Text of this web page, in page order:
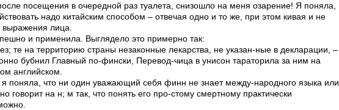
посещения в очередной раз туалета, снизошло на меня озарение! Я поняла,
надо китайским способом – отвечая одно и то же, при этом кивая и не
лица.
и применила. Выглядело это примерно так:
те на территорию страны незаконные лекарства, не указан-ные в декларации, –
бубнил Главный по-фински, Перевод-чица в унисон тараторила за ним на
английском.
поняла, что ни один уважающий себя финн не знает между-народного языка или
говорит на н; м так, что понять его про-стому смертному практически